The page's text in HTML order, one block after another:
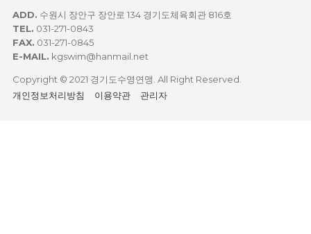
ADD. 수원시 장안구 장안로 134 경기도체육회관 816호
TEL. 031-271-0843
FAX. 031-271-0845
E-MAIL. kgswim@hanmail.net
Copyright © 2021 경기도수영연맹. All Right Reserved.
개인정보처리방침
이용약관 관리자